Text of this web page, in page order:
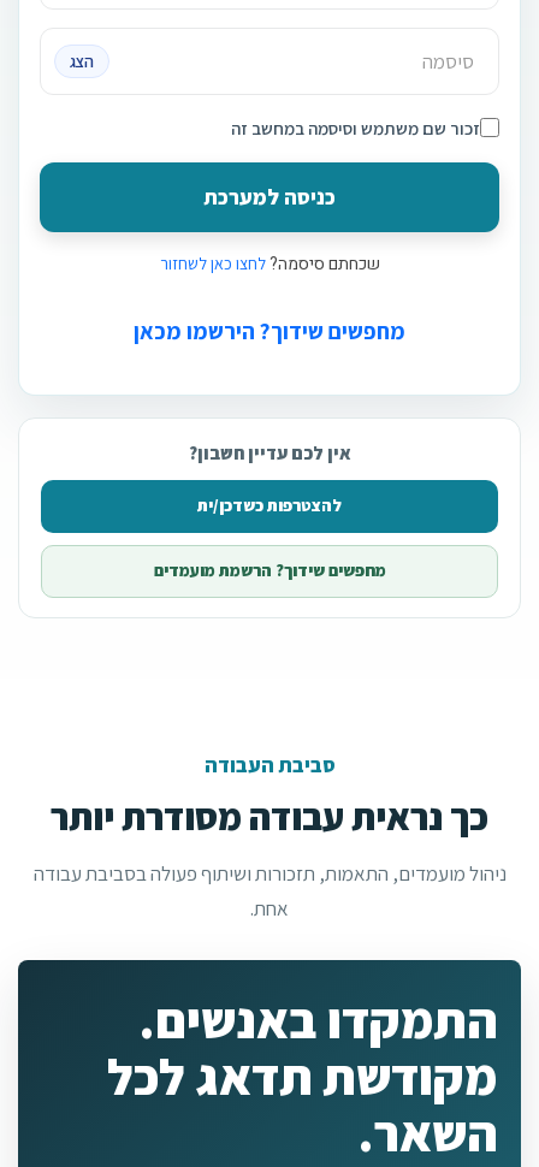
הצג
זכור שם משתמש וסיסמה במחשב זה
שכחתם סיסמה?לחצו כאן לשחזור
מחפשים שידוך? הירשמו מכאן
אין לכם עדיין חשבון?
להצטרפות כשדכן/ית
מחפשים שידוך? הרשמת מועמדים
סביבת העבודה
כך נראית עבודה מסודרת יותר
ניהול מועמדים, התאמות, תזכורות ושיתוף פעולה בסביבת עבודה
אחת.
התמקדו באנשים.
מקודשת תדאג לכל
השאר.